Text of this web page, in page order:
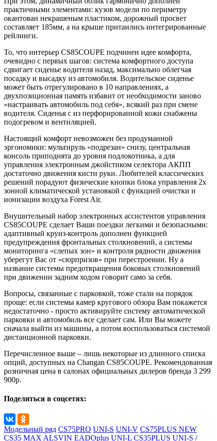
практичными элементами: кузов модели по периметру
окантован некрашеным пластиком, дорожный просвет
составляет 185мм, а на крыше притаились интегрированные
рейлинги.
То, что интерьер CS85COUPE подчинен идее комфорта,
очевидно с первых шагов: система комфортного доступа
сдвигает сиденье водителя назад, максимально облегчая
посадку и высадку из автомобиля. Водительское сиденье
может быть отрегулировано в 10 направлениях, а
двухпозиционная память избавит от необходимости заново
«настраивать автомобиль под себя», всякий раз при смене
водителя. Сиденья с из перфорированной кожи снабжены
подогревом и вентиляцией.
Настоящий комфорт невозможен без продуманной
эргономики: мультируль «подрезан» снизу, центральная
консоль приподнята до уровня подлокотника, а для
управления электронным джойстиком селектора АКПП
достаточно движения кисти руки. Любителей классических
решений порадуют физические кнопки блока управления 2х
зонной климатической установкой с функцией очистки и
ионизации воздуха Forest Air.
Внушительный набор электронных ассистентов управления
CS85COUPE сделает Ваши поездки легкими и безопасными:
адаптивный круиз-контроль дополнен функцией
предупреждения фронтальных столкновений, а системы
мониторинга «слепых зон» и контроля рядности движения
уберегут Вас от «сюрпризов» при перестроении. Ну а
название системы предотвращения боковых столкновений
при движении задним ходом говорит само за себя.
Вопросы, связанные с парковкой, тоже стали на порядок
проще: если системы камер кругового обзора Вам покажется
недостаточно - просто активируйте систему автоматической
парковки и автомобиль все сделает сам. Или Вы можете
сначала выйти из машины, а потом воспользоваться системой
дистанционной парковки.
Перечисленное выше – лишь некоторые из длинного списка
опций, доступных на Changan CS85COUPE. Рекомендованная
розничная цена в салонах официальных дилеров бренда 3 299
900р.
Поделиться в соцсетях:
Модельный ряд CS75PRO UNI-S UNI-V CS75PLUS NEW
CS35 MAX ALSVIN EADOplus UNI-L CS35PLUS UNI-S /